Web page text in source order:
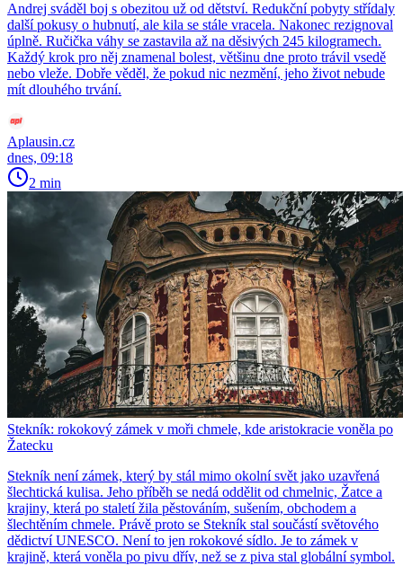
Andrej sváděl boj s obezitou už od dětství. Redukční pobyty střídaly
další pokusy o hubnutí, ale kila se stále vracela. Nakonec rezignoval
úplně. Ručička váhy se zastavila až na děsivých 245 kilogramech.
Každý krok pro něj znamenal bolest, většinu dne proto trávil vsedě
nebo vleže. Dobře věděl, že pokud nic nezmění, jeho život nebude
mít dlouhého trvání.
Aplausin.cz
dnes, 09:18
2 min
Stekník: rokokový zámek v moři chmele, kde aristokracie voněla po
Žatecku
Stekník není zámek, který by stál mimo okolní svět jako uzavřená
šlechtická kulisa. Jeho příběh se nedá oddělit od chmelnic, Žatce a
krajiny, která po staletí žila pěstováním, sušením, obchodem a
šlechtěním chmele. Právě proto se Stekník stal součástí světového
dědictví UNESCO. Není to jen rokokové sídlo. Je to zámek v
krajině, která voněla po pivu dřív, než se z piva stal globální symbol.